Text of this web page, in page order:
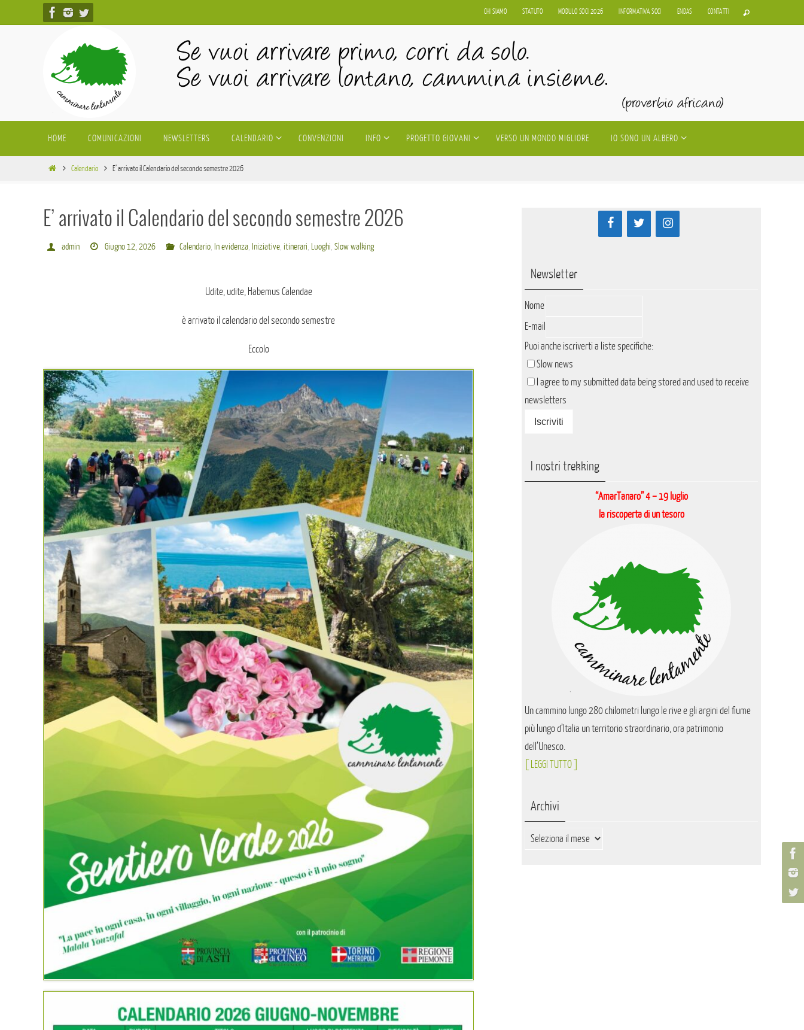
al
CHI SIAMO STATUTO MODULO SOCI 2026 INFORMATIVA SOCI ENDAS CONTATTI
contenuto
HOME COMUNICAZIONI NEWSLETTERS CALENDARIO CONVENZIONI INFO PROGETTO GIOVANI VERSO UN MONDO MIGLIORE IO SONO UN ALBERO
HomeCalendario E’ arrivato il Calendario del secondo semestre 2026
E’ arrivato il Calendario del secondo semestre 2026
admin Giugno 12, 2026 Calendario, In evidenza, Iniziative, itinerari, Luoghi,Slow walking
Udite, udite, Habemus Calendae
è arrivato il calendario del secondo semestre
Eccolo
Newsletter
Nome
E-mail
Puoi anche iscriverti a liste specifiche:
Slow news
I agree to my submitted data being stored and used to receive
newsletters
I nostri trekking
“AmarTanaro” 4 – 19 luglio
la riscoperta di un tesoro
Un cammino lungo 280 chilometri lungo le rive e gli argini del fiume
più lungo d’Italia un territorio straordinario, ora patrimonio
dell’Unesco.
[ LEGGI TUTTO ]
Archivi
Archivi